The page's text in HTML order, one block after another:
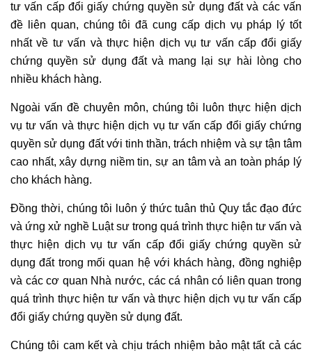
tư vấn cấp đổi giấy chứng quyền sử dụng đất và các vấn
đề liên quan, chúng tôi đã cung cấp dịch vụ pháp lý tốt
nhất về tư vấn và thực hiện dịch vụ tư vấn cấp đổi giấy
chứng quyền sử dụng đất và mang lại sự hài lòng cho
nhiều khách hàng.
Ngoài vấn đề chuyên môn, chúng tôi luôn thực hiện dịch
vụ tư vấn và thực hiện dịch vụ tư vấn cấp đổi giấy chứng
quyền sử dụng đất với tinh thần, trách nhiệm và sự tận tâm
cao nhất, xây dựng niềm tin, sự an tâm và an toàn pháp lý
cho khách hàng.
Đồng thời, chúng tôi luôn ý thức tuân thủ Quy tắc đạo đức
và ứng xử nghề Luật sư trong quá trình thực hiện tư vấn và
thực hiện dịch vụ tư vấn cấp đổi giấy chứng quyền sử
dụng đất trong mối quan hệ với khách hàng, đồng nghiệp
và các cơ quan Nhà nước, các cá nhân có liên quan trong
quá trình thực hiện tư vấn và thực hiện dịch vụ tư vấn cấp
đổi giấy chứng quyền sử dụng đất.
Chúng tôi cam kết và chịu trách nhiệm bảo mật tất cả các